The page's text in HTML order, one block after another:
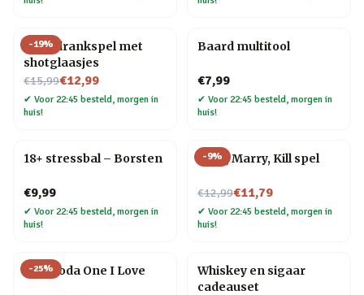
-19%
Ludo drankspel met
shotglaasjes
€15,99
Nu voor€12,99
✔ Voor 22:45 besteld, morgen in
huis!
Baard multitool
€7,99
✔ Voor 22:45 besteld, morgen in
huis!
18+ stressbal – Borsten
€9,99
✔ Voor 22:45 besteld, morgen in
huis!
-9%
F*ck, Marry, Kill spel
€12,99
Nu voor€11,79
✔ Voor 22:45 besteld, morgen in
huis!
-25%
Mok Yoda One I Love
Whiskey en sigaar
cadeauset